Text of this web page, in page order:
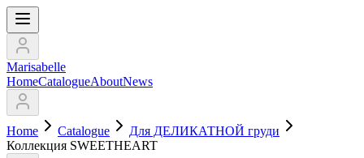
Marisabelle
HomeCatalogueAboutNews
Home Catalogue
Для ДЕЛИКАТНОЙ груди
Коллекция SWEETHEART